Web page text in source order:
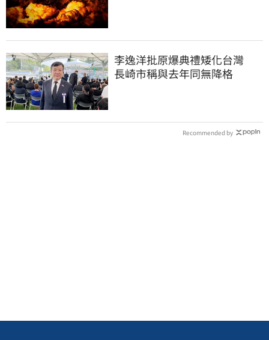
李逸洋批原爆典禮矮化台灣
長崎市稱與去年同無降格
Recommended by